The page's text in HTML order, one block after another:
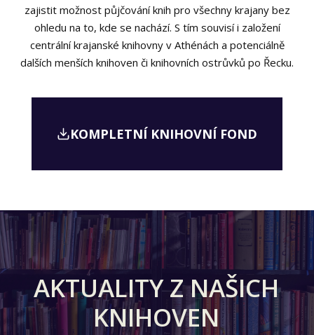
zajistit možnost půjčování knih pro všechny krajany bez
ohledu na to, kde se nachází. S tím souvisí i založení
centrální krajanské knihovny v Athénách a potenciálně
dalších menších knihoven či knihovních ostrůvků po Řecku.
KOMPLETNÍ KNIHOVNÍ FOND
AKTUALITY Z NAŠICH
KNIHOVEN